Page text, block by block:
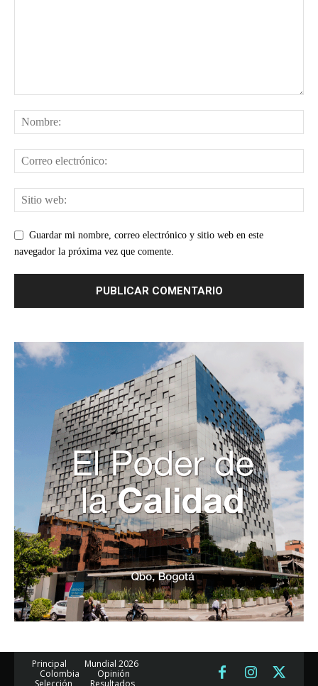
Guardar mi nombre, correo electrónico y sitio web en este
navegador la próxima vez que comente.
Principal
Mundial 2026
Colombia
Opinión